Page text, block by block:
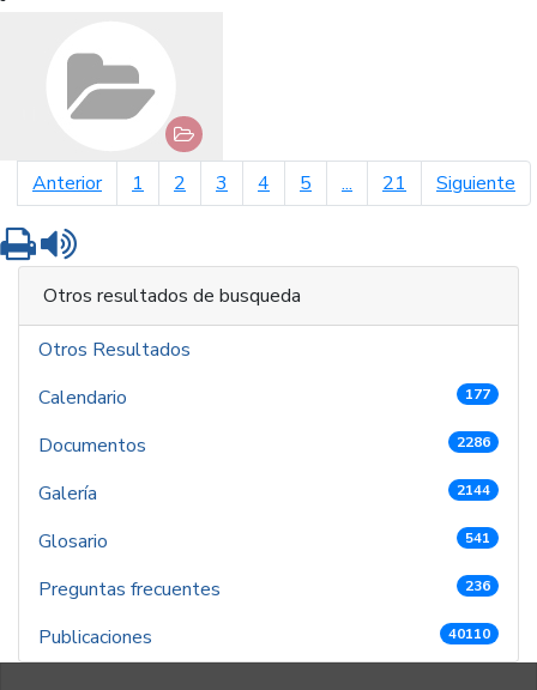
Anteriorpágina anterior
1 2 3 4 5 ... 21 Siguiente
Imprimir
Otros resultados de busqueda
Otros Resultados
Calendario
177
Documentos 2286
Galería 2144
Glosario 541
Preguntas frecuentes 236
Publicaciones 40110